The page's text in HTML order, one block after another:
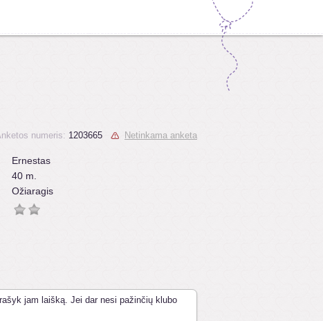
numeris: 1203665 Netinkama anketa
Ernestas
40 m.
Ožiaragis
jam laišką. Jei dar nesi pažinčių klubo